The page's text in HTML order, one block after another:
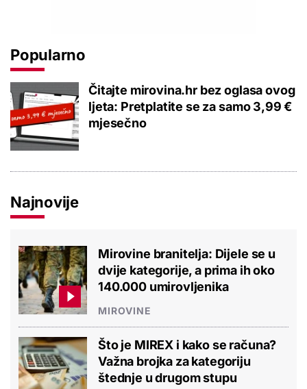
Popularno
Čitajte mirovina.hr bez oglasa ovog
ljeta: Pretplatite se za samo 3,99 €
mjesečno
Najnovije
Mirovine branitelja: Dijele se u
dvije kategorije, a prima ih oko
140.000 umirovljenika
MIROVINE
Što je MIREX i kako se računa?
Važna brojka za kategoriju
štednje u drugom stupu